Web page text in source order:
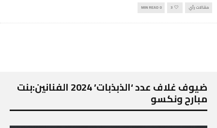
مقالات رأي 3
0 MIN READ
ضيوف غلاف عدد ‘الذبذبات’ 2024 الفنانين:بنت
مبارح ونكسو